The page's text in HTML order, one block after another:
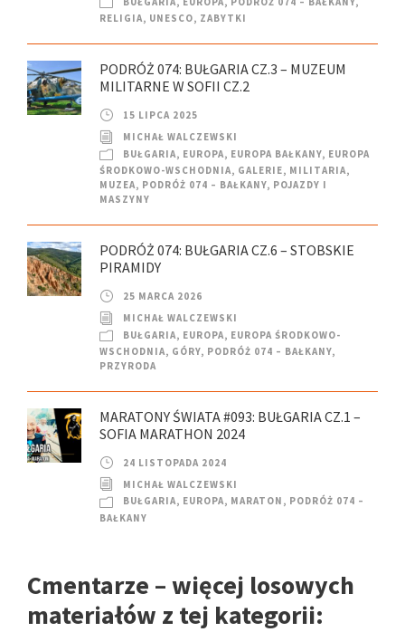
RELIGIA, UNESCO, ZABYTKI
PODRÓŻ 074: BUŁGARIA CZ.3 – MUZEUM
MILITARNE W SOFII CZ.2
15 LIPCA 2025
MICHAŁ WALCZEWSKI
BUŁGARIA, EUROPA, EUROPA BAŁKANY, EUROPA
ŚRODKOWO-WSCHODNIA, GALERIE, MILITARIA,
MUZEA, PODRÓŻ 074 – BAŁKANY, POJAZDY I
MASZYNY
PODRÓŻ 074: BUŁGARIA CZ.6 – STOBSKIE
PIRAMIDY
25 MARCA 2026
MICHAŁ WALCZEWSKI
BUŁGARIA, EUROPA, EUROPA ŚRODKOWO-
WSCHODNIA, GÓRY, PODRÓŻ 074 – BAŁKANY,
PRZYRODA
MARATONY ŚWIATA #093: BUŁGARIA CZ.1 –
SOFIA MARATHON 2024
24 LISTOPADA 2024
MICHAŁ WALCZEWSKI
BUŁGARIA, EUROPA, MARATON , PODRÓŻ 074 –
BAŁKANY
Cmentarze – więcej losowych
materiałów z tej kategorii: